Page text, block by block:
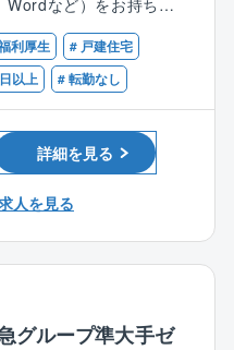
)
で自宅から在宅勤務が
出しを行うなど、ネッ
。
前提に、スーツではな
が可能です。
です。
ど）
体的に表現した絵で建
コンセプトをビジュア
施工管理や現場監督、設
います。
職のポイント！＞
位置でお客様を支え、
うインテリアコーディ
など）をお持ちの
、カラーコーディネータ
利厚生
# 戸建住宅
以上 # 転勤なし
詳細を見る
人を見る
グループ準大手ゼ